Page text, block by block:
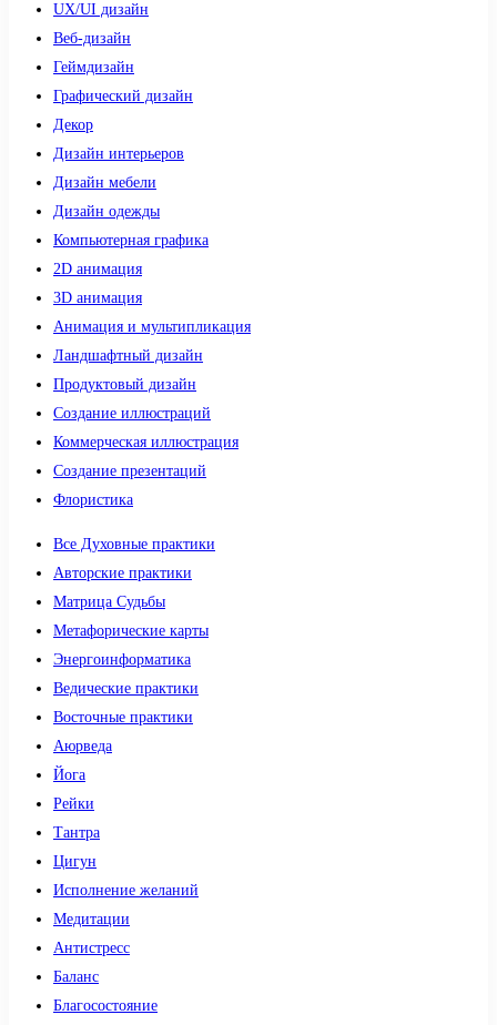
UX/UI дизайн
Веб-дизайн
Геймдизайн
Графический дизайн
Декор
Дизайн интерьеров
Дизайн мебели
Дизайн одежды
Компьютерная графика
2D анимация
3D анимация
Анимация и мультипликация
Ландшафтный дизайн
Продуктовый дизайн
Создание иллюстраций
Коммерческая иллюстрация
Создание презентаций
Флористика
Все Духовные практики
Авторские практики
Матрица Судьбы
Метафорические карты
Энергоинформатика
Ведические практики
Восточные практики
Аюрведа
Йога
Рейки
Тантра
Цигун
Исполнение желаний
Медитации
Антистресс
Баланс
Благосостояние